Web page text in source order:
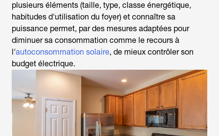
plusieurs éléments (taille, type, classe énergétique,
habitudes d'utilisation du foyer) et connaître sa
puissance permet, par des mesures adaptées pour
diminuer sa consommation comme le recours à
l'autoconsommation solaire, de mieux contrôler son
budget électrique.